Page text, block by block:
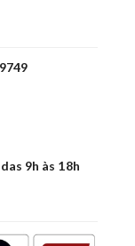
9h às 18h